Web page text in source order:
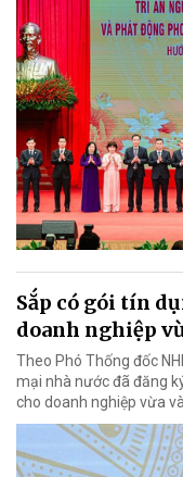
Sắp có gói tín
doanh nghiệp
Theo Phó Thống đốc
mại nhà nước đã đăng
cho doanh nghiệp vừa